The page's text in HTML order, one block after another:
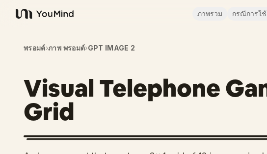
YouMind
ภาพรวม กรณีการใ
พรอมต์›ภาพ พรอมต์›GPT IMAGE 2
Visual Telephone
Grid